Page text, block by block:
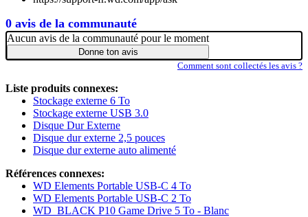
0 avis de la communauté
Aucun avis de la communauté pour le moment
Donne ton avis
Comment sont collectés les avis ?
Liste produits connexes:
Stockage externe 6 To
Stockage externe USB 3.0
Disque Dur Externe
Disque dur externe 2,5 pouces
Disque dur externe auto alimenté
Références connexes:
WD Elements Portable USB-C 4 To
WD Elements Portable USB-C 2 To
WD_BLACK P10 Game Drive 5 To - Blanc